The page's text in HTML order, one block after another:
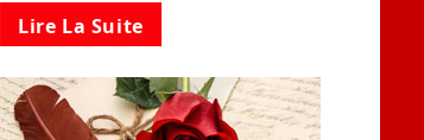
Lire La Suite